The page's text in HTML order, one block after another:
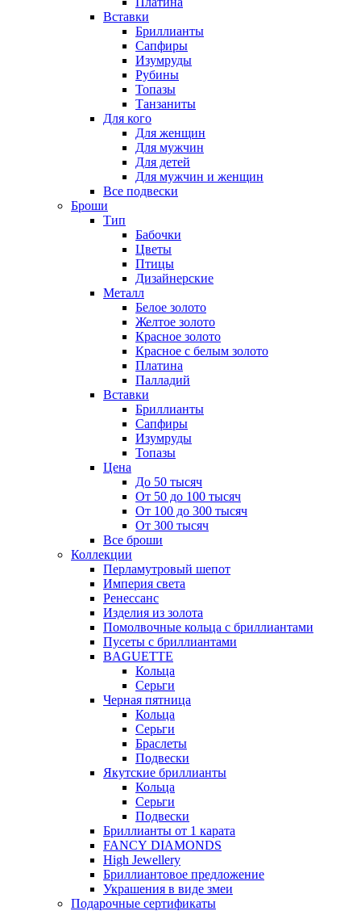
Вставки
Бриллианты
Сапфиры
Изумруды
Рубины
Топазы
Танзаниты
Для кого
Для женщин
Для мужчин
Для детей
Для мужчин и женщин
Все подвески
Броши
Тип
Бабочки
Цветы
Птицы
Дизайнерские
Металл
Белое золото
Желтое золото
Красное золото
Красное с белым золото
Платина
Палладий
Вставки
Бриллианты
Сапфиры
Изумруды
Топазы
Цена
До 50 тысяч
От 50 до 100 тысяч
От 100 до 300 тысяч
От 300 тысяч
Все броши
Коллекции
Перламутровый шепот
Империя света
Ренессанс
Изделия из золота
Помолвочные кольца с бриллиантами
Пусеты с бриллиантами
BAGUETTE
Кольца
Серьги
Черная пятница
Кольца
Серьги
Браслеты
Подвески
Якутские бриллианты
Кольца
Серьги
Подвески
Бриллианты от 1 карата
FANCY DIAMONDS
High Jewellery
Бриллиантовое предложение
Украшения в виде змеи
Подарочные сертификаты